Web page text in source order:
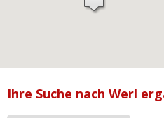
Ihre Suche nach Werl